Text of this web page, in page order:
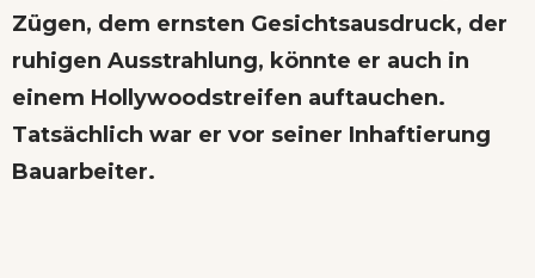
Zügen, dem ernsten Gesichtsausdruck, der
ruhigen Ausstrahlung, könnte er auch in
einem Hollywoodstreifen auftauchen.
Tatsächlich war er vor seiner Inhaftierung
Bauarbeiter.